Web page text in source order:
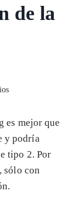
de la
es mejor que
y podría
tipo 2. Por
sólo con